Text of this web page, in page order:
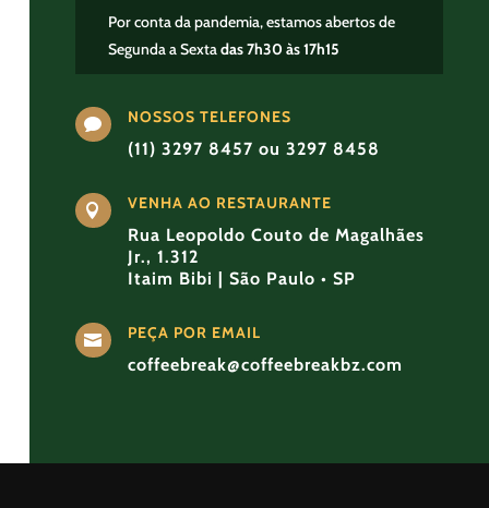
Por conta da pandemia, estamos abertos de
Segunda a Sextadas 7h30 às 17h15
 NOSSOS TELEFONES
(11) 3297 8457 ou 3297 8458
 VENHA AO RESTAURANTE
Rua Leopoldo Couto de Magalhães
Jr., 1.312
Itaim Bibi | São Paulo • SP
 PEÇA POR EMAIL
coffeebreak@coffeebreakbz.com